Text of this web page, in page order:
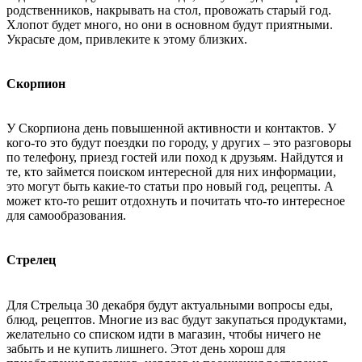
родственников, накрывать на стол, провожать старый год.
Хлопот будет много, но они в основном будут приятными.
Украсьте дом, привлеките к этому близких.
Скорпион
У Скорпиона день повышенной активности и контактов. У
кого-то это будут поездки по городу, у других – это разговоры
по телефону, приезд гостей или поход к друзьям. Найдутся и
те, кто займется поиском интересной для них информации,
это могут быть какие-то статьи про новый год, рецепты. А
может кто-то решит отдохнуть и почитать что-то интересное
для самообразования.
Стрелец
Для Стрельца 30 декабря будут актуальными вопросы еды,
блюд, рецептов. Многие из вас будут закупаться продуктами,
желательно со списком идти в магазин, чтобы ничего не
забыть и не купить лишнего. Этот день хорош для